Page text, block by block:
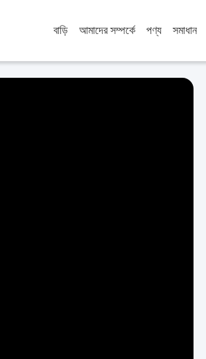
বাড়ি আমাদের সম্পর্কে পণ্য সমাধান